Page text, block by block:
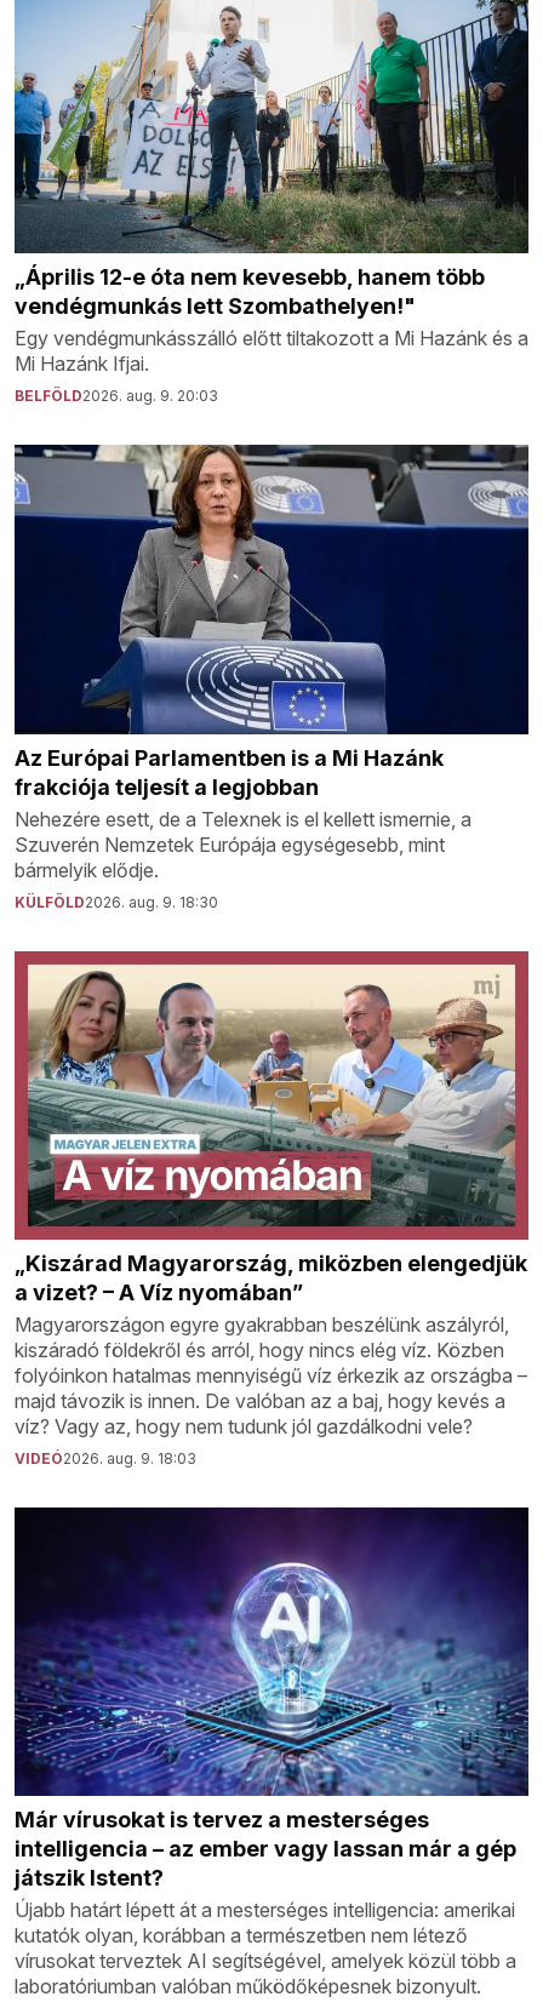
„Április 12-e óta nem kevesebb, hanem több
vendégmunkás lett Szombathelyen!"
Egy vendégmunkásszálló előtt tiltakozott a Mi Hazánk és a
Mi Hazánk Ifjai.
BELFÖLD2026. aug. 9. 20:03
Az Európai Parlamentben is a Mi Hazánk
frakciója teljesít a legjobban
Nehezére esett, de a Telexnek is el kellett ismernie, a
Szuverén Nemzetek Európája egységesebb, mint
bármelyik elődje.
KÜLFÖLD2026. aug. 9. 18:30
„Kiszárad Magyarország, miközben elengedjük
a vizet? – A Víz nyomában”
Magyarországon egyre gyakrabban beszélünk aszályról,
kiszáradó földekről és arról, hogy nincs elég víz. Közben
folyóinkon hatalmas mennyiségű víz érkezik az országba –
majd távozik is innen. De valóban az a baj, hogy kevés a
víz? Vagy az, hogy nem tudunk jól gazdálkodni vele?
VIDEÓ2026. aug. 9. 18:03
Már vírusokat is tervez a mesterséges
intelligencia – az ember vagy lassan már a gép
játszik Istent?
Újabb határt lépett át a mesterséges intelligencia: amerikai
kutatók olyan, korábban a természetben nem létező
vírusokat terveztek AI segítségével, amelyek közül több a
laboratóriumban valóban működőképesnek bizonyult.